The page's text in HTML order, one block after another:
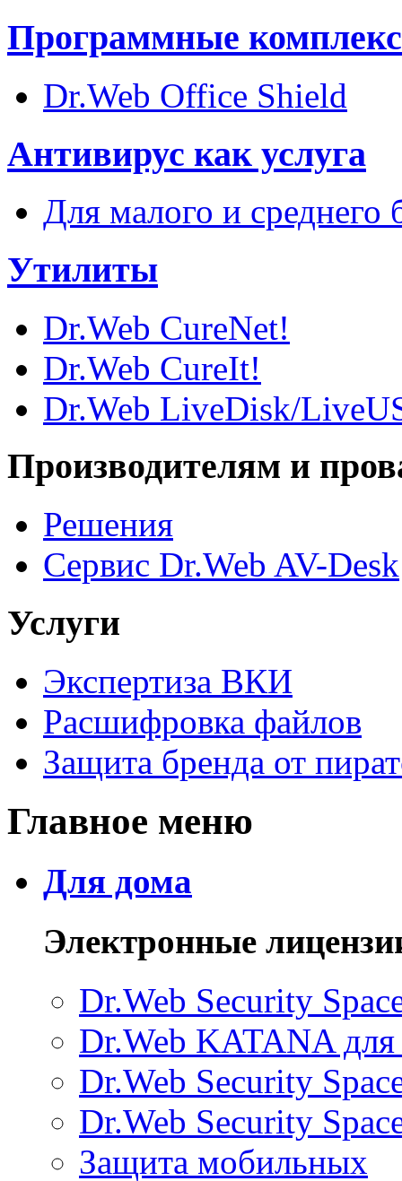
Программные
Dr.Web Office Shield
Антивирус как услуга
Для малого и
Утилиты
Dr.Web CureNet!
Dr.Web CureIt!
Dr.Web LiveDisk/
Производителям и
Решения
Сервис Dr.Web AV-Desk
Услуги
Экспертиза ВКИ
Расшифровка файлов
Защита бренда от
Главное меню
Для дома
Электронные
Dr.Web Security
Dr.Web KATANA
Dr.Web Security
Dr.Web Security
Защита мобильных